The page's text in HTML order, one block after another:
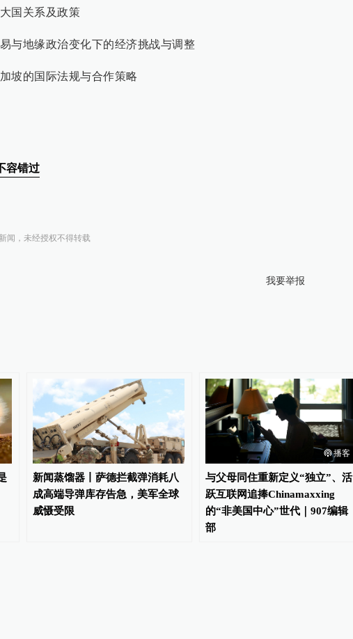
国关系及政策
与地缘政治变化下的经济挑战与调整
坡的国际法规与合作策略
容错过
闻，未经授权不得转载
我要举报
新闻蒸馏器丨萨德拦截弹消耗八
成高端导弹库存告急，美军全球
威慑受限
播客
与父母同住重新定义“独立”、活
跃互联网追捧Chinamaxxing
的“非美国中心”世代｜907编辑
部